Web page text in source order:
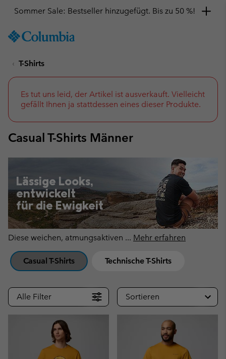
TO
SKIP
NAV
SKIP
TO
SEARCH
Hol dir einen 10 %-Gutschein
T-Shirts
Es tut uns leid, der Artikel ist ausverkauft. Vielleicht
gefällt Ihnen ja stattdessen eines dieser Produkte.
Casual T-Shirts Männer
Lässige Looks,
entwickelt
für die Ewigkeit
Diese weichen, atmungsaktiven ... Mehr erfahren
Casual T-Shirts Technische T-Shirts
Alle Filter Sortieren